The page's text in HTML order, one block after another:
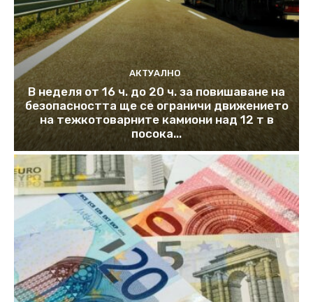
АКТУАЛНО
В неделя от 16 ч. до 20 ч. за повишаване на
безопасността ще се ограничи движението
на тежкотоварните камиони над 12 т в
посока...